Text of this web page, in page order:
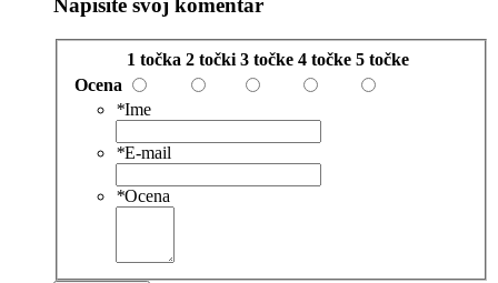
Napišite svoj komentar
1 točka 2 točki 3 točke 4 točke 5 točke
Ocena
*Ime
*E-mail
*Ocena